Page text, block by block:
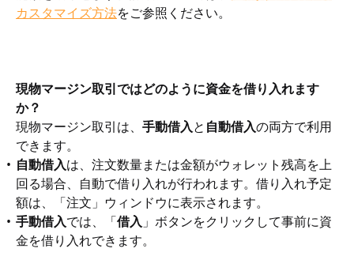
カスタマイズ方法をご参照ください。
現物マージン取引ではどのように資金を借り入れます
か？
現物マージン取引は、 手動借入と 自動借入の両方で利用
できます。
自動借入は、注文数量または金額がウォレット残高を上
回る場合、自動で借り入れが行われます。借り入れ予定
額は、「注文」ウィンドウに表示されます。
手動借入では、「借入 」ボタンをクリックして事前に資
金を借り入れできます。